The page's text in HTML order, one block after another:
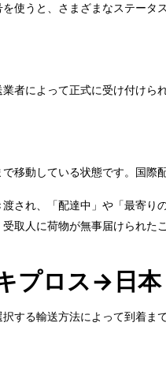
使うと、さまざまなステータ
者によって正式に受け付けら
移動している状態です。国
され、「配達中」や「最寄り
取人に荷物が無事届けられた
プロス→日本
する輸送方法によって到着ま